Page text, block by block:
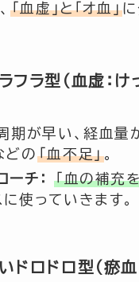
「血虚」と「オ血」
ラ型（血虚：け
期が早い、経血量
どの 「血不足」。
チ：
「血の補充
使っていきます。
ドロドロ型（瘀血